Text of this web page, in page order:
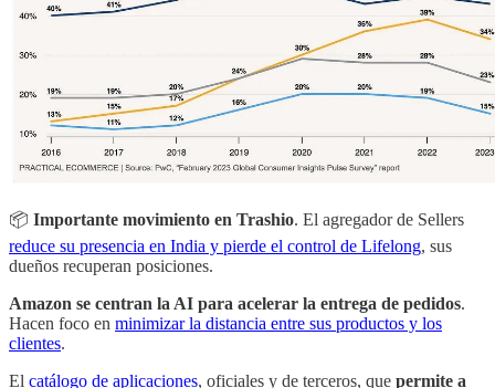
📦 Importante movimiento en Trashio. El agregador de Sellers
reduce su presencia en India y pierde el control de Lifelong, sus
dueños recuperan posiciones.
Amazon se centran la AI para acelerar la entrega de pedidos.
Hacen foco en minimizar la distancia entre sus productos y los
clientes.
El catálogo de aplicaciones, oficiales y de terceros, que permite a